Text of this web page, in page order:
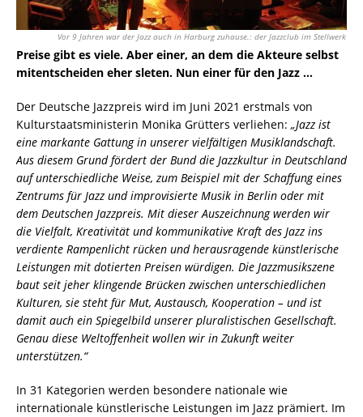
Vor 9 Jahren war der Jazz auch in Harburg zuhause.: der Jazzclub im Stellwerk
Preise gibt es viele. Aber einer, an dem die Akteure selbst
mitentscheiden eher sleten. Nun einer für den Jazz …
Der Deutsche Jazzpreis wird im Juni 2021 erstmals von
Kulturstaatsministerin Monika Grütters verliehen: „Jazz ist
eine markante Gattung in unserer vielfältigen Musiklandschaft.
Aus diesem Grund fördert der Bund die Jazzkultur in Deutschland
auf unterschiedliche Weise, zum Beispiel mit der Schaffung eines
Zentrums für Jazz und improvisierte Musik in Berlin oder mit
dem Deutschen Jazzpreis. Mit dieser Auszeichnung werden wir
die Vielfalt, Kreativität und kommunikative Kraft des Jazz ins
verdiente Rampenlicht rücken und herausragende künstlerische
Leistungen mit dotierten Preisen würdigen. Die Jazzmusikszene
baut seit jeher klingende Brücken zwischen unterschiedlichen
Kulturen, sie steht für Mut, Austausch, Kooperation – und ist
damit auch ein Spiegelbild unserer pluralistischen Gesellschaft.
Genau diese Weltoffenheit wollen wir in Zukunft weiter
unterstützen.“
In 31 Kategorien werden besondere nationale wie
internationale künstlerische Leistungen im Jazz prämiert. Im